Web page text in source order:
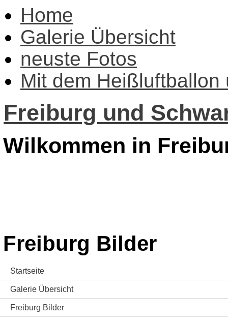
Home
Galerie Übersicht
neuste Fotos
Mit dem Heißluftballon
Freiburg und
Wilkommen in
Freiburg Bilder
Startseite
Galerie Übersicht
Freiburg Bilder